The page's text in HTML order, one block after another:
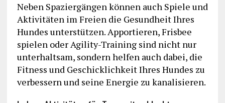
Neben Spaziergängen können auch Spiele und
Aktivitäten im Freien die Gesundheit Ihres
Hundes unterstützen. Apportieren, Frisbee
spielen oder Agility-Training sind nicht nur
unterhaltsam, sondern helfen auch dabei, die
Fitness und Geschicklichkeit Ihres Hundes zu
verbessern und seine Energie zu kanalisieren.